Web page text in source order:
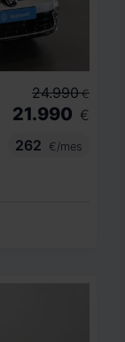
24.990 €
21.990 €
262
€/mes